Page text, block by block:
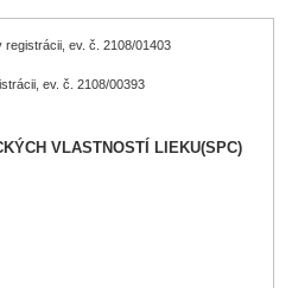
ev. č. 2108/01403
ev. č. 2108/00393
VLASTNOSTÍ LIEKU(SPC)